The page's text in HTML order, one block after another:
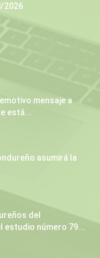
2026
mensaje a
está...
asumirá la
del
estudio número 79...